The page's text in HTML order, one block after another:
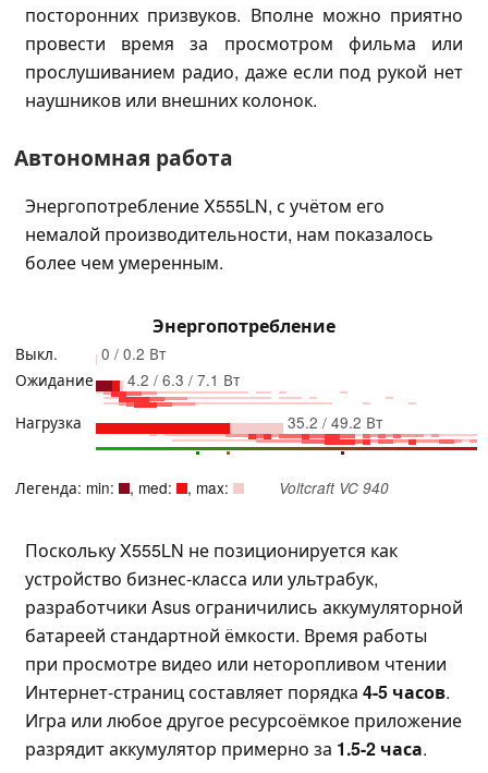
посторонних призвуков. Вполне можно приятно
провести время за просмотром фильма или
прослушиванием радио, даже если под рукой нет
наушников или внешних колонок.
Автономная работа
Энергопотребление X555LN, с учётом его
немалой производительности, нам показалось
более чем умеренным.
Энергопотребление
Выкл.
0 / 0.2 Вт
Ожидание
4.2 / 6.3 / 7.1 Вт
Нагрузка
35.2 / 49.2 Вт
Легенда: min: , med: , max: Voltcraft VC 940
Поскольку X555LN не позиционируется как
устройство бизнес-класса или ультрабук,
разработчики Asus ограничились аккумуляторной
батареей стандартной ёмкости. Время работы
при просмотре видео или неторопливом чтении
Интернет-страниц составляет порядка 4-5 часов.
Игра или любое другое ресурсоёмкое приложение
разрядит аккумулятор примерно за 1.5-2 часа.